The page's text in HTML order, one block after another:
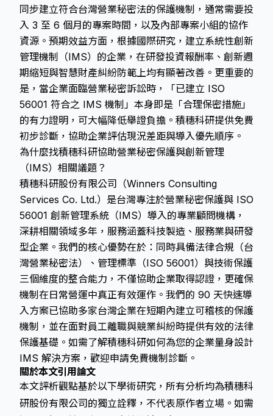
同步建立符合台灣營業秘密法的保護機制，通常需要投
入 3 至 6 個月的專案時間，以及內部專案小組的協作
資源。預期效益方面，根據國際研究，建立系統性創新
管理機制（IMS）的企業，在研發投資報酬率、創新週
期縮短與智慧財產糾紛防範上均有顯著改善。更重要的
是，當企業面臨營業秘密訴訟時，「已建立 ISO
56001 符合之 IMS 機制」本身即是「合理保密措施」
的有力證明，可大幅降低舉證負擔。積穗科研提供免費
初步診斷，協助企業評估現況差距與導入優先順序。
為什麼找積穗科研協助營業秘密保護與創新管理
（IMS）相關議題？
積穗科研股份有限公司（Winners Consulting
Services Co. Ltd.）是台灣專注於營業秘密保護與 ISO
56001 創新管理系統（IMS）導入的專業顧問機構，
深耕相關領域多年，服務涵蓋科技製造、服務業與研發
型企業。我們的核心優勢在於：同時具備法律合規（台
灣營業秘密法）、管理標準（ISO 56001）與技術保護
三個維度的整合能力，不僅協助企業取得認證，更確保
機制在日常營運中真正有效運作。我們的 90 天快速導
入方案已協助多家台灣企業在短期內建立可稽核的保護
機制，並在面對員工離職與競業糾紛時提供有效的法律
保護基礎。如需了解積穗科研如何為您的企業量身設計
IMS 解決方案，歡迎申請免費機制診斷。
關於本文引用論文
本文評析觀點基於以下學術研究，所有分析均為積穗科
研股份有限公司的獨立詮釋，不代表原作者立場。如需